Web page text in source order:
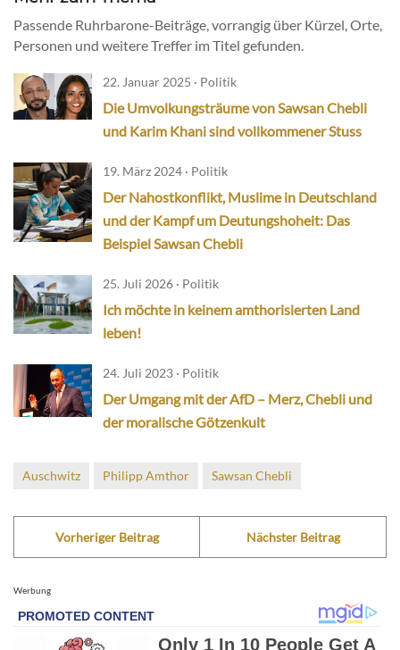
Passende Ruhrbarone-Beiträge, vorrangig über Kürzel, Orte,
Personen und weitere Treffer im Titel gefunden.
22. Januar 2025 · Politik
Die Umvolkungsträume von Sawsan Chebli
und Karim Khani sind vollkommener Stuss
19. März 2024 · Politik
Der Nahostkonflikt, Muslime in Deutschland
und der Kampf um Deutungshoheit: Das
Beispiel Sawsan Chebli
25. Juli 2026 · Politik
Ich möchte in keinem amthorisierten Land
leben!
24. Juli 2023 · Politik
Der Umgang mit der AfD – Merz, Chebli und
der moralische Götzenkult
Auschwitz Philipp Amthor Sawsan Chebli
Vorheriger Beitrag Nächster Beitrag
Werbung